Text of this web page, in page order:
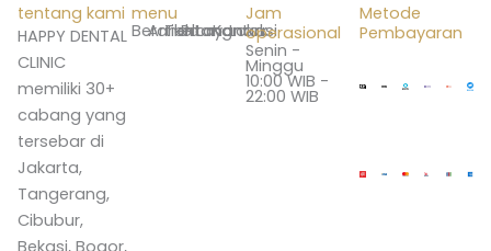
Metode
Pembayaran
tentang kami
HAPPY DENTAL
CLINIC
memiliki 30+
cabang yang
tersebar di
Jakarta,
Tangerang,
Cibubur,
Bekasi, Bogor,
menu
Beranda
Artikel
Tentang
Promo
Layanan
Kontak
Lokasi
Jam
operasional
Senin -
Minggu
10:00 WIB -
22:00 WIB